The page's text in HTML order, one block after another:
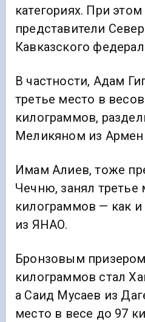
категориях. При
представители
Кавказского
В частности, Адам
третье место в
килограммов,
Меликяном из
Имам Алиев, тоже
Чечню, занял третье
килограммов — как
из ЯНАО.
Бронзовым
килограммов стал
а Саид Мусаев из
место в весе до 97